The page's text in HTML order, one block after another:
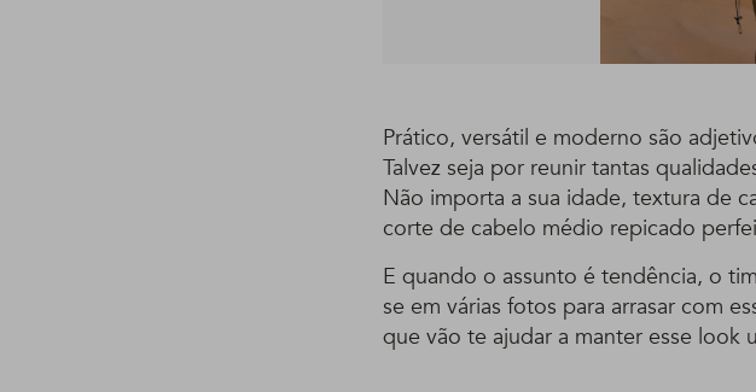
Prático, versátil e moderno são
Talvez seja por reunir tantas
Não importa a sua idade, textura de
corte de cabelo médio repicado
E quando o assunto é tendência, o
se em várias fotos para arrasar com
que vão te ajudar a manter esse look